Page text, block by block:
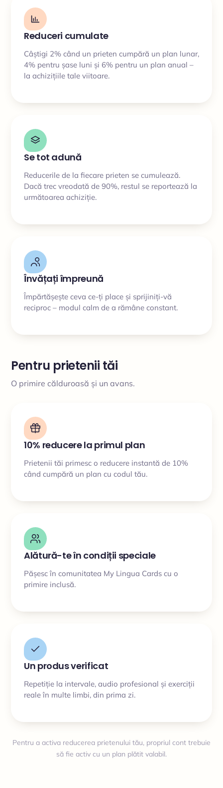
Reduceri cumulate
Câștigi 2% când un prieten cumpără un plan lunar,
4% pentru șase luni și 6% pentru un plan anual –
la achizițiile tale viitoare.
Se tot adună
Reducerile de la fiecare prieten se cumulează.
Dacă trec vreodată de 90%, restul se reportează la
următoarea achiziție.
Învățați împreună
Împărtășește ceva ce-ți place și sprijiniți-vă
reciproc – modul calm de a rămâne constant.
Pentru prietenii tăi
O primire călduroasă și un avans.
10% reducere la primul plan
Prietenii tăi primesc o reducere instantă de 10%
când cumpără un plan cu codul tău.
Alătură-te în condiții speciale
Pășesc în comunitatea My Lingua Cards cu o
primire inclusă.
Un produs verificat
Repetiție la intervale, audio profesional și exerciții
reale în multe limbi, din prima zi.
Pentru a activa reducerea prietenului tău, propriul cont trebuie
să fie activ cu un plan plătit valabil.